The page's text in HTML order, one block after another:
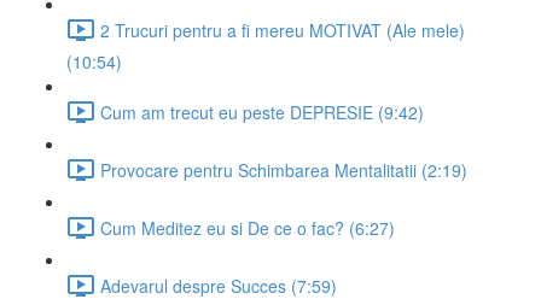
2 Trucuri pentru a fi mereu MOTIVAT (Ale mele)
(10:54)
Cum am trecut eu peste DEPRESIE (9:42)
Provocare pentru Schimbarea Mentalitatii (2:19)
Cum Meditez eu si De ce o fac? (6:27)
Adevarul despre Succes (7:59)